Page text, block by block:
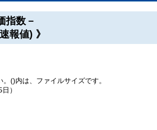
指数－
報値) 》
()内は、ファイルサイズです。
）